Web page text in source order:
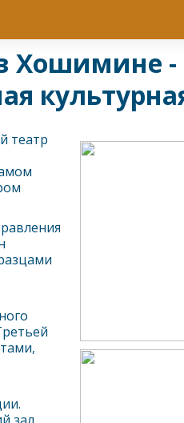
Хошимине -
театр